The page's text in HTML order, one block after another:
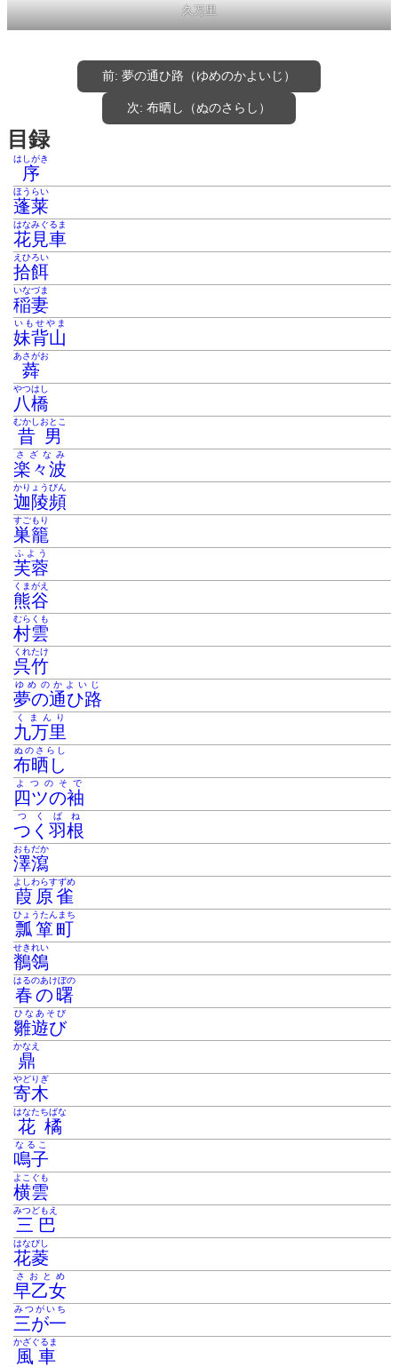
久万里
前: 夢の通ひ路（ゆめのかよいじ）
次: 布晒し（ぬのさらし）
目録
序
はしがき
蓬莱
ほうらい
花見車
はなみぐるま
拾餌
えひろい
稲妻
いなづま
妹背山
いもせやま
蕣
あさがお
八橋
やつはし
昔男
むかしおとこ
楽々波
さざなみ
迦陵頻
かりょうびん
巣籠
すごもり
芙蓉
ふよう
熊谷
くまがえ
村雲
むらくも
呉竹
くれたけ
夢の通ひ路
ゆめのかよいじ
九万里
くまんり
布晒し
ぬのさらし
四ツの袖
よつのそで
つく羽根
つくばね
澤瀉
おもだか
葭原雀
よしわらすずめ
瓢箪町
ひょうたんまち
鶺鴒
せきれい
春の曙
はるのあけぼの
雛遊び
ひなあそび
鼎
かなえ
寄木
やどりぎ
花橘
はなたちばな
鳴子
なるこ
横雲
よこぐも
三巴
みつどもえ
花菱
はなびし
早乙女
さおとめ
三が一
みつがいち
風車
かざぐるま